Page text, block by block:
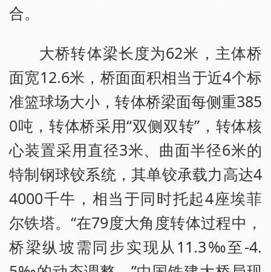
合。
大桥转体梁长度为62米，主体桥
面宽12.6米，桥面面积相当于近4个标
准篮球场大小，转体桥梁面每侧重385
0吨，转体桥采用“双侧双转”，转体核
心装置采用直径3米、曲面半径6米的
特制钢球铰系统，其单铰承载力高达4
4000千牛，相当于同时托起4座埃菲
尔铁塔。“在79度大角度转体过程中，
桥梁纵坡需同步实现从11.3‰至-4.